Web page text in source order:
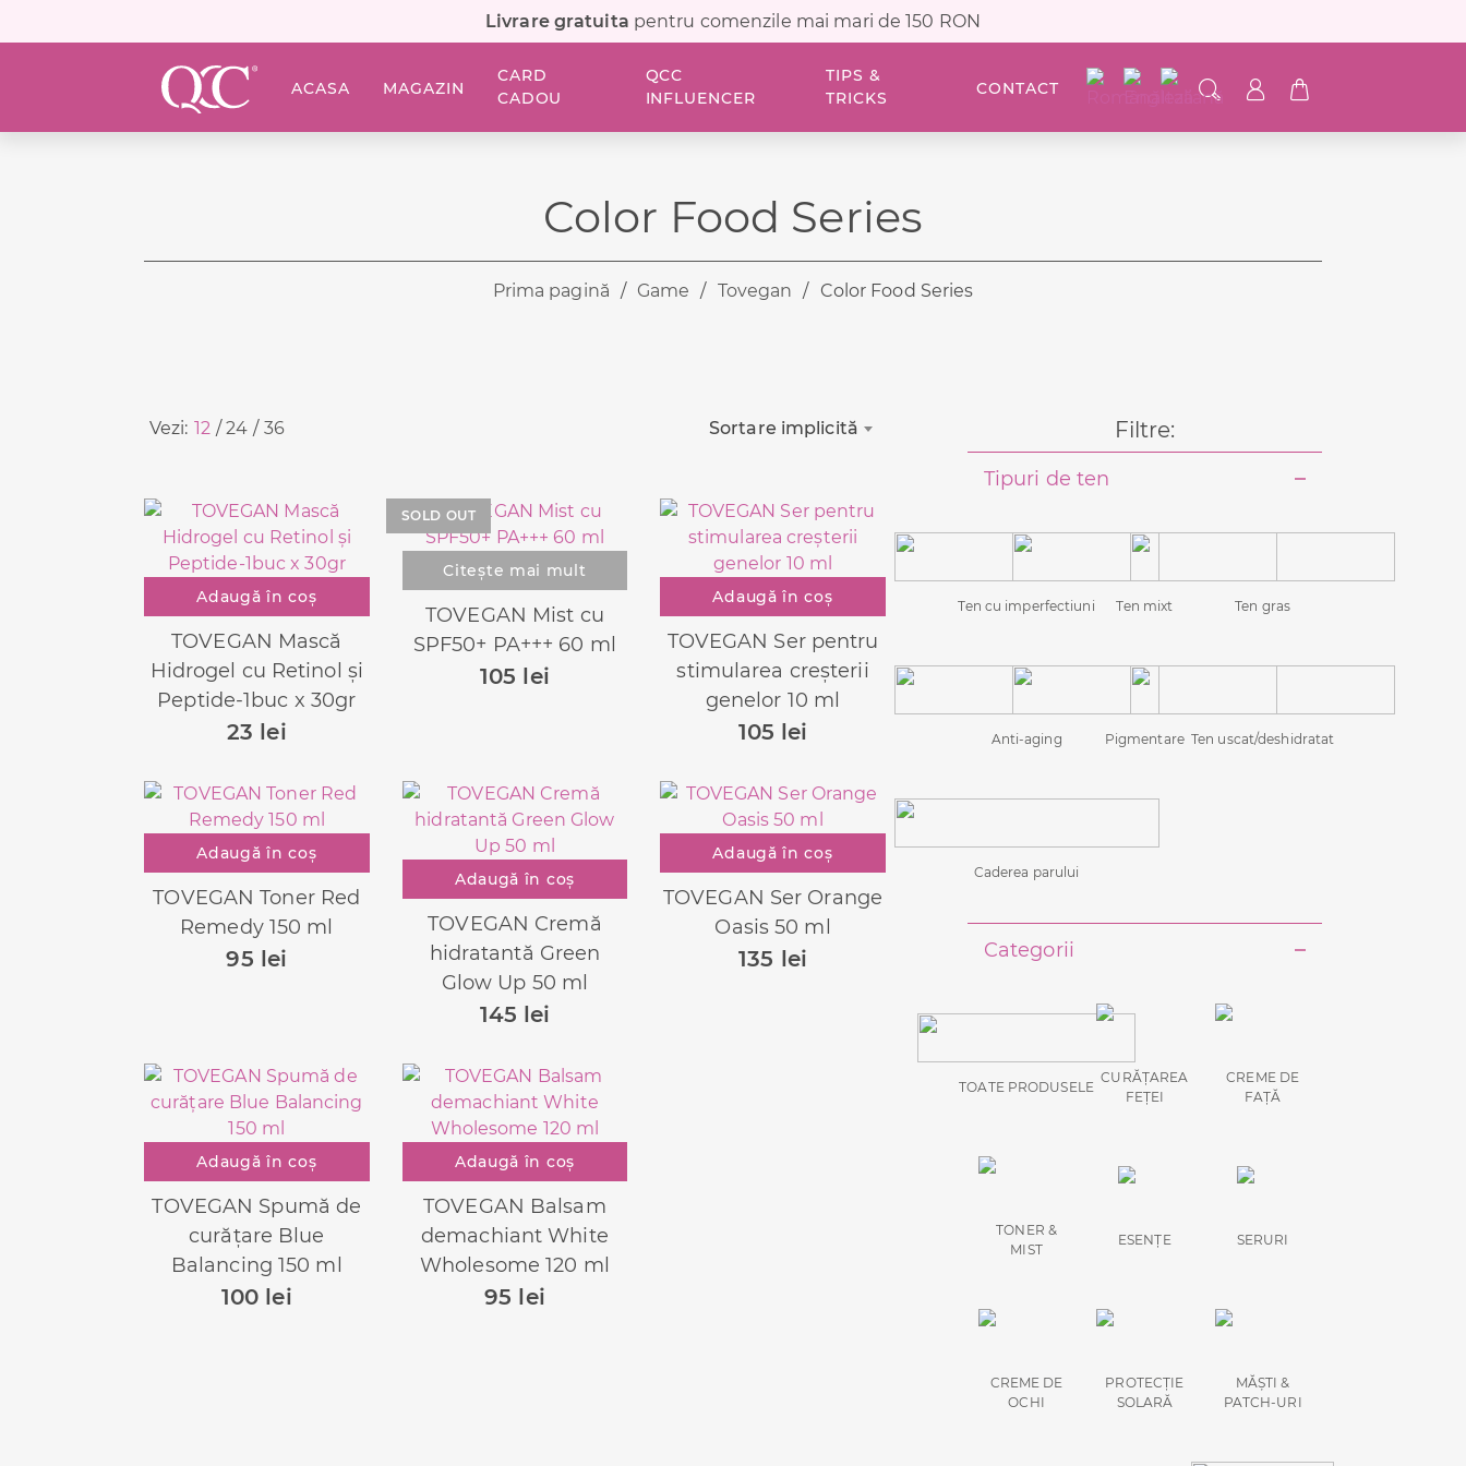
Livrare gratuita pentru comenzile mai mari de 150 RON
ACASA MAGAZIN
CARD
CADOU
QCC
INFLUENCER
TIPS &
TRICKS
CONTACT
Color Food Series
Prima pagină / Game / Tovegan / Color Food Series
Sortare implicită
Vezi: 12 24 36
Adaugă în coș
TOVEGAN Mască
Hidrogel cu Retinol și
Peptide-1buc x 30gr
23 lei
SOLD OUT
Citește mai mult
TOVEGAN Mist cu
SPF50+ PA+++ 60 ml
105 lei
Adaugă în coș
TOVEGAN Ser pentru
stimularea creșterii
genelor 10 ml
105 lei
Adaugă în coș
TOVEGAN Toner Red
Remedy 150 ml
95 lei
Adaugă în coș
TOVEGAN Cremă
hidratantă Green
Glow Up 50 ml
145 lei
Adaugă în coș
TOVEGAN Ser Orange
Oasis 50 ml
135 lei
Adaugă în coș
TOVEGAN Spumă de
curățare Blue
Balancing 150 ml
100 lei
Adaugă în coș
TOVEGAN Balsam
demachiant White
Wholesome 120 ml
95 lei
Filtre:
Tipuri de ten
Ten cu imperfectiuni Ten mixt Ten gras
Anti-aging Pigmentare Ten uscat/deshidratat
Caderea parului
Categorii
TOATE PRODUSELE
CURĂȚAREA
FEȚEI
CREME DE
FAȚĂ
TONER &
MIST
ESENȚE SERURI
CREME DE
OCHI
PROTECȚIE
SOLARĂ
MĂȘTI &
PATCH-URI